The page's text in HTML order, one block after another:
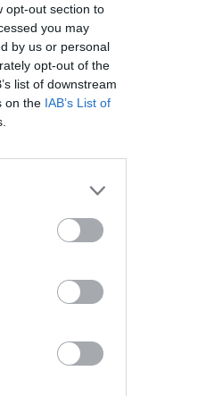
opt-out section to
you may
by us or personal
opt-out of the
list of downstream
on the IAB’s List of